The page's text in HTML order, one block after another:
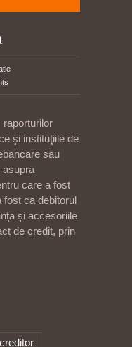
raporturilor
şi instituţiile de
sau
asupra
care a fost
fost ca debitorul
şi accesoriile
de credit, prin
creditor